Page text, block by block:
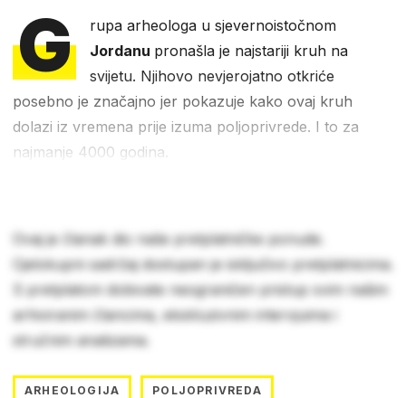
G
rupa arheologa u sjevernoistočnom
Jordanu pronašla je najstariji kruh na
svijetu. Njihovo nevjerojatno otkriće
posebno je značajno jer pokazuje kako ovaj kruh
dolazi iz vremena prije izuma poljoprivrede. I to za
najmanje 4000 godina.
Ovaj je članak dio naše pretplatničke ponude.
Cjelokupni sadržaj dostupan je isključivo pretplatnicima.
S pretplatom dobivate neograničen pristup svim našim
arhiviranim člancima, ekskluzivnim intervjuima i
stručnim analizama.
ARHEOLOGIJA POLJOPRIVREDA